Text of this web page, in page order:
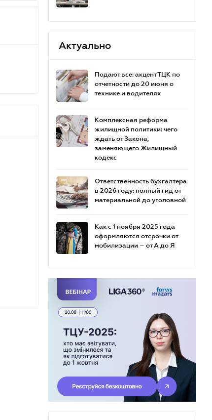
Актуально
Подают все: акцент ТЦК по
отчетности до 20 июня о
технике и водителях
Комплексная реформа
жилищной политики: чего
ждать от Закона,
заменяющего Жилищный
кодекс
Ответственность бухгалтера
в 2026 году: полный гид от
материальной до уголовной
Как с 1 ноября 2025 года
оформляются отсрочки от
мобилизации – от А до Я